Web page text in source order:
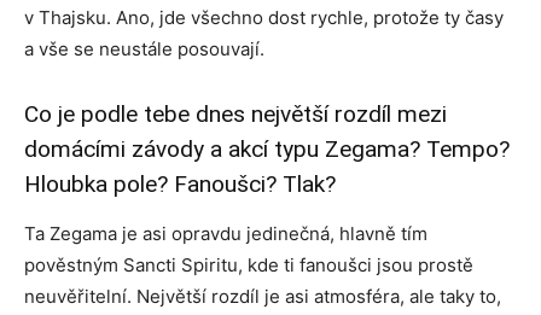
v Thajsku. Ano, jde všechno dost rychle, protože ty časy
a vše se neustále posouvají.
Co je podle tebe dnes největší rozdíl mezi
domácími závody a akcí typu Zegama? Tempo?
Hloubka pole? Fanoušci? Tlak?
Ta Zegama je asi opravdu jedinečná, hlavně tím
pověstným Sancti Spiritu, kde ti fanoušci jsou prostě
neuvěřitelní. Největší rozdíl je asi atmosféra, ale taky to,